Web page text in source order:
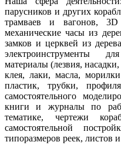
парусников и других
трамваев и вагонов,
механические часы из
замков и церквей из
электроинструменты
материалы (лезвия,
клея, лаки, масла,
пластик, трубки,
самостоятельного
книги и журналы по
тематике, чертежи
самостоятельной
типоразмеров реек, листов